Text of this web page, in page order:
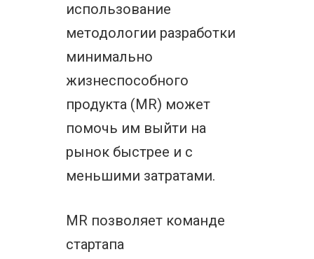
использование
методологии разработки
минимально
жизнеспособного
продукта (MR) может
помочь им выйти на
рынок быстрее и с
меньшими затратами.
MR позволяет команде
стартапа